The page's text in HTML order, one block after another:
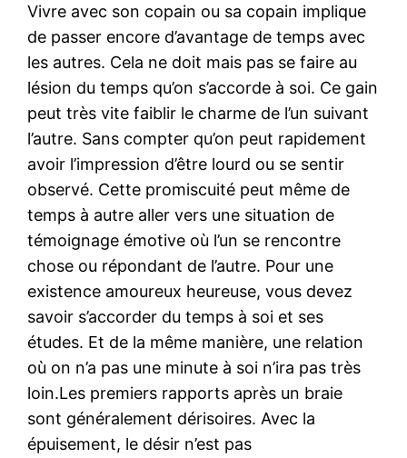
Vivre avec son copain ou sa copain implique
de passer encore d’avantage de temps avec
les autres. Cela ne doit mais pas se faire au
lésion du temps qu’on s’accorde à soi. Ce gain
peut très vite faiblir le charme de l’un suivant
l’autre. Sans compter qu’on peut rapidement
avoir l’impression d’être lourd ou se sentir
observé. Cette promiscuité peut même de
temps à autre aller vers une situation de
témoignage émotive où l’un se rencontre
chose ou répondant de l’autre. Pour une
existence amoureux heureuse, vous devez
savoir s’accorder du temps à soi et ses
études. Et de la même manière, une relation
où on n’a pas une minute à soi n’ira pas très
loin.Les premiers rapports après un braie
sont généralement dérisoires. Avec la
épuisement, le désir n’est pas